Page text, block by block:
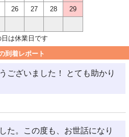
26 27 28
29
は休業日です
到着レポート
ございました！ とても助かり
た。この度も、お世話になり